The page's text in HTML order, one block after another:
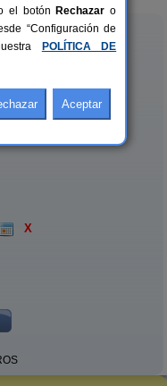
X
el botón Rechazar o
“Configuración de
POLÍTICA DE